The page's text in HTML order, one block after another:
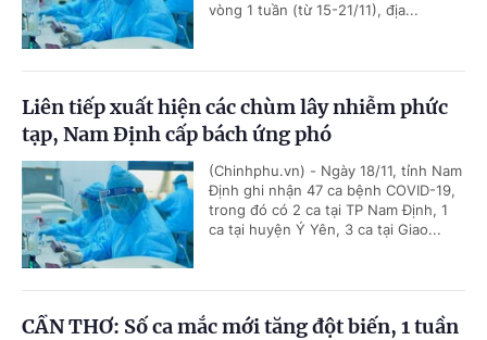
vòng 1 tuần (từ 15-21/11), địa...
Liên tiếp xuất hiện các chùm lây nhiễm phức
tạp, Nam Định cấp bách ứng phó
(Chinhphu.vn) - Ngày 18/11, tỉnh Nam
Định ghi nhận 47 ca bệnh COVID-19,
trong đó có 2 ca tại TP Nam Định, 1
ca tại huyện Ý Yên, 3 ca tại Giao...
CẦN THƠ: Số ca mắc mới tăng đột biến, 1 tuần